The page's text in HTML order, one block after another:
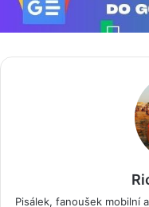
Pisálek, fanoušek mobilní